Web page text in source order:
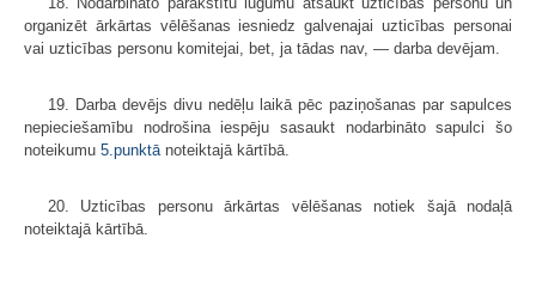
organizēt ārkārtas vēlēšanas iesniedz galvenajai uzticības personai
vai uzticības personu komitejai, bet, ja tādas nav, — darba devējam.
19. Darba devējs divu nedēļu laikā pēc paziņošanas par sapulces
nepieciešamību nodrošina iespēju sasaukt nodarbināto sapulci šo
noteikumu 5.punktānoteiktajā kārtībā.
20. Uzticības personu ārkārtas vēlēšanas notiek šajā nodaļā
noteiktajā kārtībā.